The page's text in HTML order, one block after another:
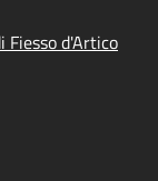
Fiesso d'Artico